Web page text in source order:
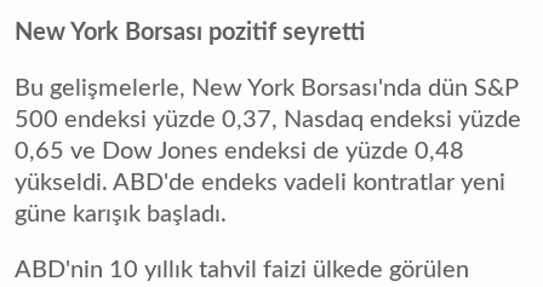
New York Borsası pozitif seyretti
Bu gelişmelerle, New York Borsası'nda dün S&P
500 endeksi yüzde 0,37, Nasdaq endeksi yüzde
0,65 ve Dow Jones endeksi de yüzde 0,48
yükseldi. ABD'de endeks vadeli kontratlar yeni
güne karışık başladı.
ABD'nin 10 yıllık tahvil faizi ülkede görülen